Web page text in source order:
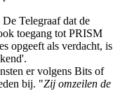
Telegraaf dat de
toegang tot PRISM
opgeeft als verdacht, is
er volgens Bits of
bij. "Zij omzeilen de